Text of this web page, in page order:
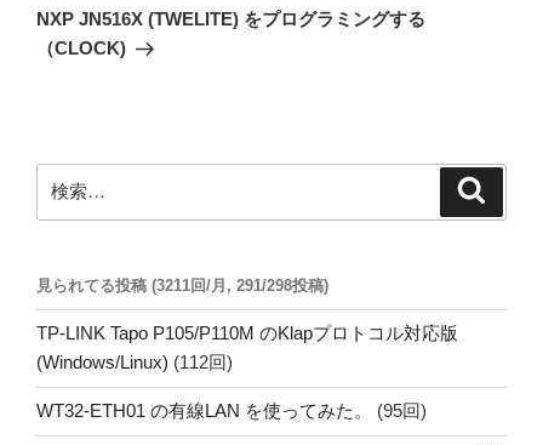
ー
シ
の
投
NXP JN516X (TWELITE) をプログラミングする
（CLOCK)
索:
見られてる投稿 (3211回/月, 291/298投稿)
TP-LINK Tapo P105/P110M のKlapプロトコル対応版
(Windows/Linux) (112回)
WT32-ETH01 の有線LAN を使ってみた。 (95回)